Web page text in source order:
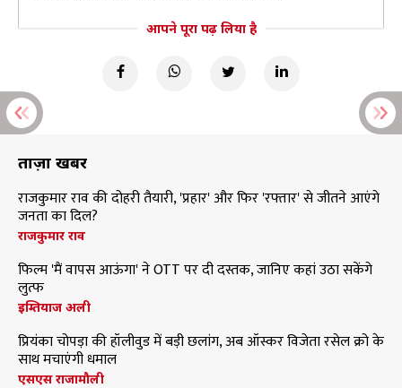
आपने पूरा पढ़ लिया है
ताज़ा खबरें
राजकुमार राव की दोहरी तैयारी, 'प्रहार' और फिर 'रफ्तार' से जीतने आएंगे
जनता का दिल?
राजकुमार राव
फिल्म 'मैं वापस आऊंगा' ने OTT पर दी दस्तक, जानिए कहां उठा सकेंगे
लुत्फ
इम्तियाज अली
प्रियंका चोपड़ा की हॉलीवुड में बड़ी छलांग, अब ऑस्कर विजेता रसेल क्रो के
साथ मचाएंगी धमाल
एसएस राजामौली